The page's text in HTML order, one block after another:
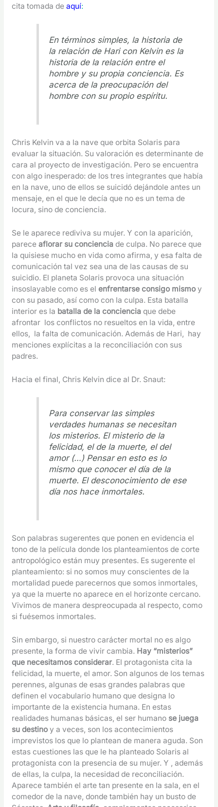
cita tomada de aquí:
En términos simples, la historia de
la relación de Hari con Kelvin es la
historia de la relación entre el
hombre y su propia conciencia. Es
acerca de la preocupación del
hombre con su propio espíritu.
Chris Kelvin va a la nave que orbita Solaris para
evaluar la situación. Su valoración es determinante de
cara al proyecto de investigación. Pero se encuentra
con algo inesperado: de los tres integrantes que había
en la nave, uno de ellos se suicidó dejándole antes un
mensaje, en el que le decía que no es un tema de
locura, sino de conciencia.
Se le aparece rediviva su mujer. Y con la aparición,
parece aflorar su conciencia de culpa. No parece que
la quisiese mucho en vida como afirma, y esa falta de
comunicación tal vez sea una de las causas de su
suicidio. El planeta Solaris provoca una situación
insoslayable como es el enfrentarse consigo mismoy
con su pasado, así como con la culpa. Esta batalla
interior es la batalla de la conciencia que debe
afrontar los conflictos no resueltos en la vida, entre
ellos, la falta de comunicación. Además de Hari, hay
menciones explícitas a la reconciliación con sus
padres.
Hacia el final, Chris Kelvin dice al Dr. Snaut:
Para conservar las simples
verdades humanas se necesitan
los misterios. El misterio de la
felicidad, el de la muerte, el del
amor (…) Pensar en esto es lo
mismo que conocer el día de la
muerte. El desconocimiento de ese
día nos hace inmortales.
Son palabras sugerentes que ponen en evidencia el
tono de la película donde los planteamientos de corte
antropológico están muy presentes. Es sugerente el
planteamiento: si no somos muy conscientes de la
mortalidad puede parecernos que somos inmortales,
ya que la muerte no aparece en el horizonte cercano.
Vivimos de manera despreocupada al respecto, como
si fuésemos inmortales.
Sin embargo, si nuestro carácter mortal no es algo
presente, la forma de vivir cambia. Hay “misterios”
que necesitamos considerar. El protagonista cita la
felicidad, la muerte, el amor. Son algunos de los temas
perennes, algunas de esas grandes palabras que
definen el vocabulario humano que designa lo
importante de la existencia humana. En estas
realidades humanas básicas, el ser humano se juega
su destinoy a veces, son los acontecimientos
imprevistos los que lo plantean de manera aguda. Son
estas cuestiones las que le ha planteado Solaris al
protagonista con la presencia de su mujer. Y , además
de ellas, la culpa, la necesidad de reconciliación.
Aparece también el arte tan presente en la sala, en el
comedor de la nave, donde también hay un busto de